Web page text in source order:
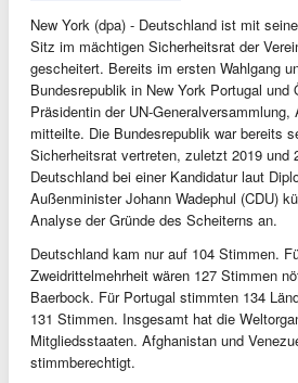
New York (dpa) - Deutschland ist mit
Sitz im mächtigen Sicherheitsrat der
gescheitert. Bereits im ersten Wahlgang
Bundesrepublik in New York Portugal und
Präsidentin der UN-Generalversammlung,
mitteilte. Die Bundesrepublik war bereits
Sicherheitsrat vertreten, zuletzt 2019 und
Deutschland bei einer Kandidatur laut
Außenminister Johann Wadephul (CDU)
Analyse der Gründe des Scheiterns an.
Deutschland kam nur auf 104 Stimmen.
Zweidrittelmehrheit wären 127 Stimmen
Baerbock. Für Portugal stimmten 134
131 Stimmen. Insgesamt hat die
Mitgliedsstaaten. Afghanistan und
stimmberechtigt.